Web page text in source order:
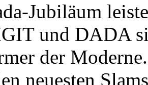
Jubiläum
und DADA
der
neuesten